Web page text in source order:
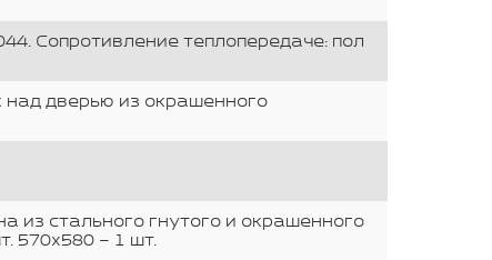
Сопротивление теплопередаче: пол
над дверью из окрашенного
из стального гнутого и окрашенного
570х580 – 1 шт.